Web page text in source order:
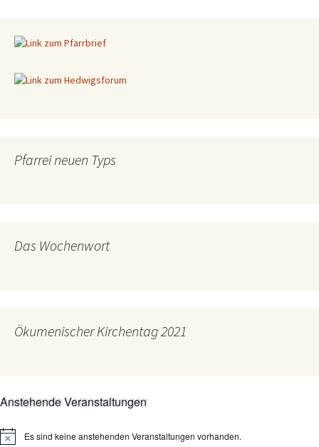
Pfarrei neuen Typs
Das Wochenwort
Ökumenischer Kirchentag 2021
Anstehende Veranstaltungen
HinweisEs sind keine anstehenden Veranstaltungen vorhanden.